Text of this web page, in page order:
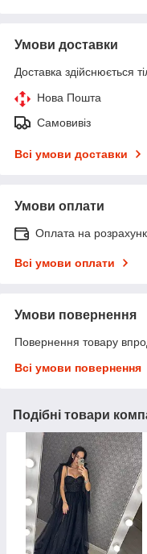
Умови доставки
Доставка здійснюється
Нова Пошта
Самовивіз
Всі умови доставки
Умови оплати
Оплата на
Всі умови оплати
Умови повернення
Повернення товару
Всі умови повернення
Подібні товари